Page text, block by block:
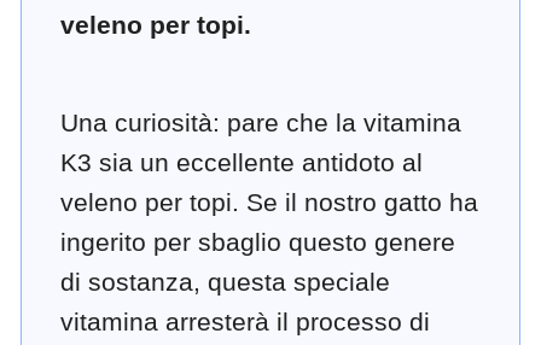
veleno per topi.
Una curiosità: pare che la vitamina
K3 sia un eccellente antidoto al
veleno per topi. Se il nostro gatto ha
ingerito per sbaglio questo genere
di sostanza, questa speciale
vitamina arresterà il processo di